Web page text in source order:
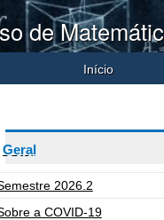
de
Início
Geral
2026.2
a COVID-19